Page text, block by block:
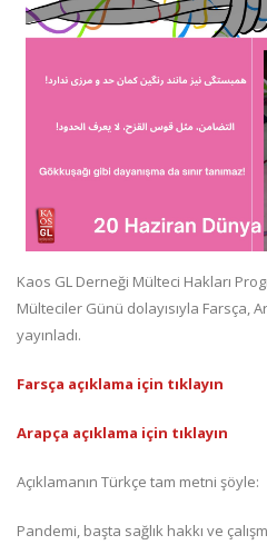
Kaos GL Derneği Mülteci Hakları
Mülteciler Günü dolayısıyla Farsça,
yayınladı.
Farsça açıklama için tıklayın
Arapça açıklama için tıklayın
Açıklamanın Türkçe tam metni şöyle:
Pandemi, başta sağlık hakkı ve